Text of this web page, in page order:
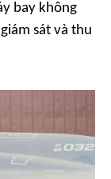
bay không
sát và thu